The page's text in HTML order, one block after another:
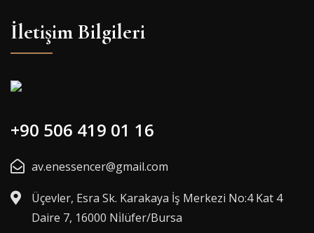
İletişim Bilgileri
+90 506 419 01 16
av.enessencer@gmail.com
Üçevler, Esra Sk. Karakaya İş Merkezi No:4 Kat 4
Daire 7, 16000 Ni̇lüfer/Bursa